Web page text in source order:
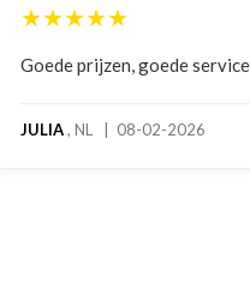
Zeer
hoog
melding
gebeld door